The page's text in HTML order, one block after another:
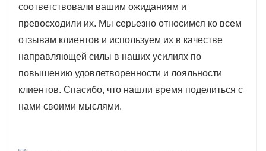
соответствовали вашим ожиданиям и
превосходили их. Мы серьезно относимся ко всем
отзывам клиентов и используем их в качестве
направляющей силы в наших усилиях по
повышению удовлетворенности и лояльности
клиентов. Спасибо, что нашли время поделиться с
нами своими мыслями.